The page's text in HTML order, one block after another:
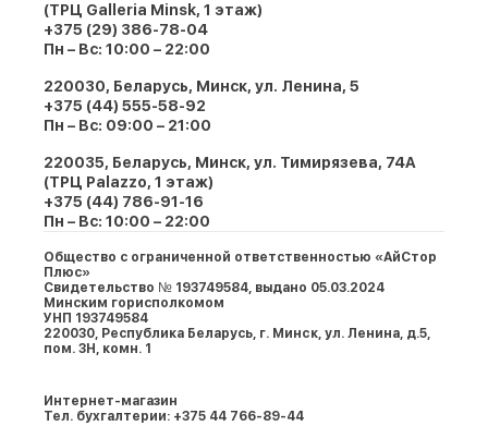
(ТРЦ Galleria Minsk, 1 этаж)
+375 (29) 386-78-04
Пн – Вс: 10:00 – 22:00
220030, Беларусь, Минск, ул. Ленина, 5
+375 (44) 555-58-92
Пн – Вс: 09:00 – 21:00
220035, Беларусь, Минск, ул. Тимирязева, 74A
(ТРЦ Palazzo, 1 этаж)
+375 (44) 786-91-16
Пн – Вс: 10:00 – 22:00
Общество с ограниченной ответственностью «АйСтор
Плюс»
Свидетельство № 193749584, выдано 05.03.2024
Минским горисполкомом
УНП 193749584
220030, Республика Беларусь, г. Минcк, ул. Ленина, д.5,
пом. 3Н, комн. 1
Интернет-магазин
Тел. бухгалтерии: +375 44 766-89-44